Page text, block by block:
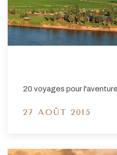
20 voyages pour
27 AOÛT 2015